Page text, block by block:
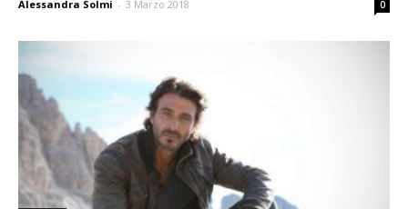
Alessandra Solmi - 3 Marzo 2018 0